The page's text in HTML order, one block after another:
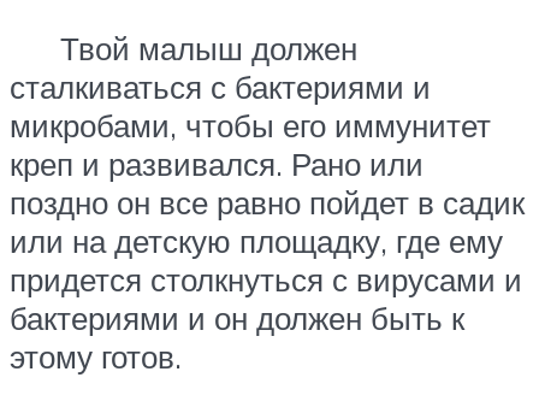
Твой малыш должен
сталкиваться с бактериями и
микробами, чтобы его иммунитет
креп и развивался. Рано или
поздно он все равно пойдет в садик
или на детскую площадку, где ему
придется столкнуться с вирусами и
бактериями и он должен быть к
этому готов.